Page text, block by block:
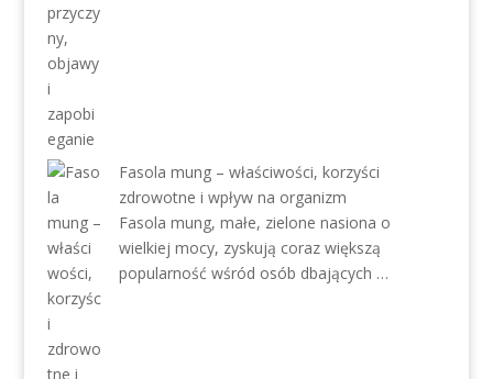
Fasola mung – właściwości, korzyści
zdrowotne i wpływ na organizm
Fasola mung, małe, zielone nasiona o
wielkiej mocy, zyskują coraz większą
popularność wśród osób dbających …